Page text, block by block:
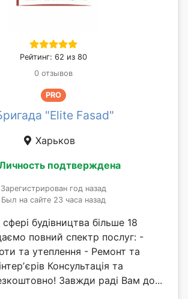
Рейтинг: 62 из 80
0 отзывов
PRO
"Elite Fasad"
Харьков
подтверждена
Зарегистрирован год назад
Был на сайте 23 часа назад
будівництва більше 18
повний спектр послуг: -
та утеплення - Ремонт та
Консультація та
Завжди раді Вам до...